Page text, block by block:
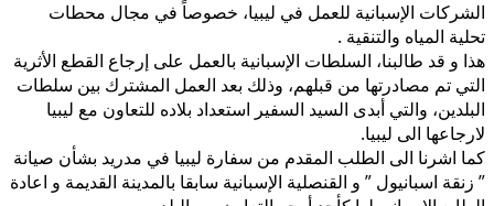
الشركات الإسبانية للعمل في ليبيا، خصوصاًفي مجال محطات
تحلية المياه والتنقية .
هذا و قد طالبنا، السلطات الإسبانية بالعمل على إرجاع القطع الأثرية
التي تم مصادرتها من قبلهم، وذلك بعد العمل المشترك بين سلطات
البلدين، والتي أبدى السيد السفير استعداد بلاده للتعاون مع ليبيا
لارجاعها الى ليبيا.
كما اشرنا الى الطلب المقدم من سفارة ليبيا في مدريد بشأن صيانة
” زنقة اسبانيول ” و القنصلية الإسبانية سابقا بالمدينة القديمة و اعادة